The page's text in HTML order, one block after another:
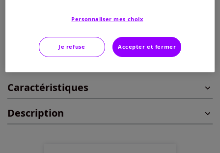
En stock
46 -Disponible dans 2 semaines
48 -épuisé
Ajouter au panier
Caractéristiques
Description
Personnaliser mes choix
Je refuse Accepter et fermer